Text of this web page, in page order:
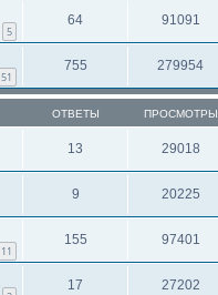
5
64 91091
51
755 279954
ОТВЕТЫ ПРОСМОТРЫ
13 29018
9 20225
11
155 97401
17 27202